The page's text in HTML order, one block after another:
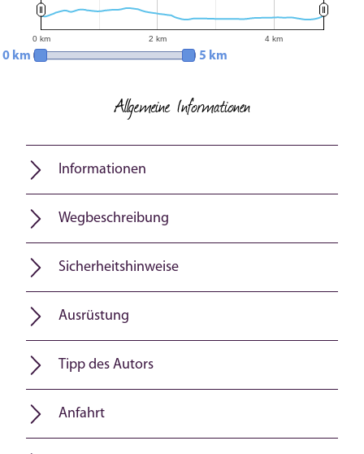
0 km 2 km 4 km
0 km 5 km
Allgemeine Informationen
Informationen
Wegbeschreibung
Sicherheitshinweise
Ausrüstung
Tipp des Autors
Anfahrt